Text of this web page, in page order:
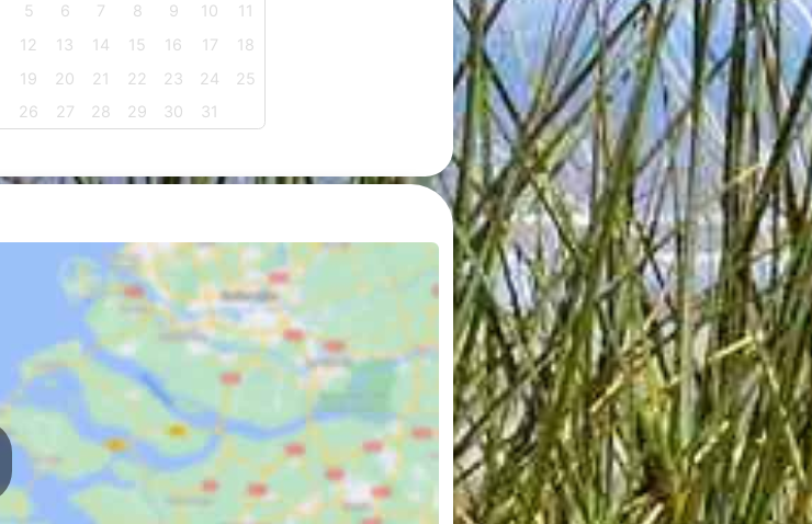
5 6 7 8 9 10 11
12 13 14 15 16 17 18
19 20 21 22 23 24 25
26 27 28 29 30 31